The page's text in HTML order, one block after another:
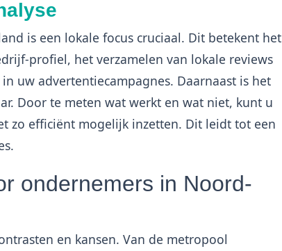
is een lokale focus cruciaal. Dit betekent het
profiel, het verzamelen van lokale reviews
uw advertentiecampagnes. Daarnaast is het
Door te meten wat werkt en wat niet, kunt u
zo efficiënt mogelijk inzetten. Dit leidt tot een
ondernemers in Noord-
en kansen. Van de metropool